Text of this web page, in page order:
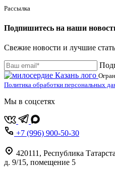
Рассылка
Подпишитесь на наши
Свежие новости и лучшие
Политика обработки персональных
Мы в соцсетях
+7 (996) 900-50-30
420111 , Республика
д. 9/15, помещение 5